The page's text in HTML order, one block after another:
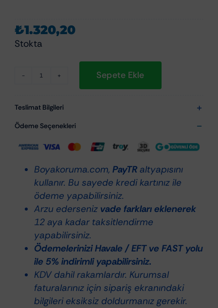
₺1.320,20
Stokta
MacWag
Heavy
Cut
Compound
1
–
Ağır
Aşındırıcı
Pasta
adet
Sepete Ekle
Teslimat Bilgileri
Ödeme Seçenekleri
Boyakoruma.com, PayTRaltyapısını
kullanır. Bu sayede kredi kartınız ile
ödeme yapabilirsiniz.
Arzu ederseniz vade farkları eklenerek
12 aya kadar taksitlendirme
yapabilirsiniz.
Ödemelerinizi Havale / EFT ve FAST yolu
ile 5% indirimli yapabilirsiniz.
KDV dahil rakamlardır. Kurumsal
faturalarınız için sipariş ekranındaki
bilgileri eksiksiz doldurmanız gerekir.